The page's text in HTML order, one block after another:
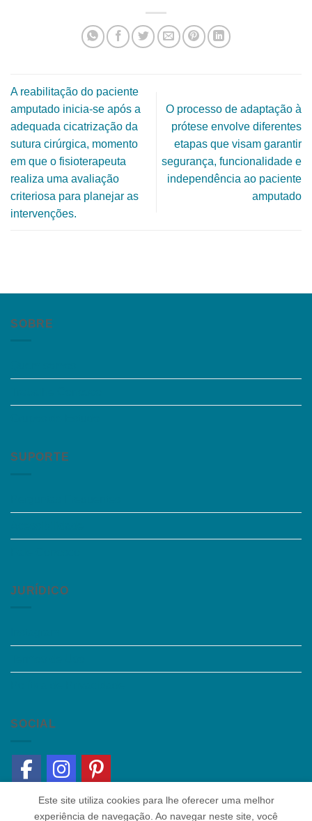
A reabilitação do paciente
amputado inicia-se após a
adequada cicatrização da
sutura cirúrgica, momento
em que o fisioterapeuta
realiza uma avaliação
criteriosa para planejar as
intervenções.
O processo de adaptação à
prótese envolve diferentes
etapas que visam garantir
segurança, funcionalidade e
independência ao paciente
amputado
SOBRE
SUPORTE
JURÍDICO
SOCIAL
Este site utiliza cookies para lhe oferecer uma melhor
experiência de navegação. Ao navegar neste site, você